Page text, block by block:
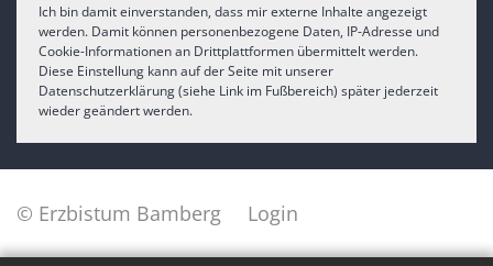
Ich bin damit einverstanden, dass mir externe Inhalte angezeigt
werden. Damit können personenbezogene Daten, IP-Adresse und
Cookie-Informationen an Drittplattformen übermittelt werden.
Diese Einstellung kann auf der Seite mit unserer
Datenschutzerklärung (siehe Link im Fußbereich) später jederzeit
wieder geändert werden.
© Erzbistum Bamberg Login